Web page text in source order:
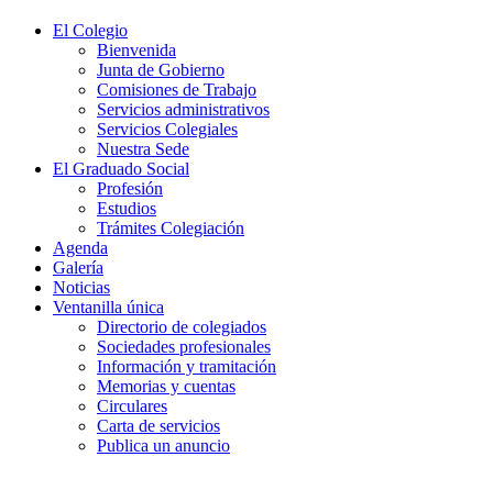
El Colegio
Bienvenida
Junta de Gobierno
Comisiones de Trabajo
Servicios administrativos
Servicios Colegiales
Nuestra Sede
El Graduado Social
Profesión
Estudios
Trámites Colegiación
Agenda
Galería
Noticias
Ventanilla única
Directorio de colegiados
Sociedades profesionales
Información y tramitación
Memorias y cuentas
Circulares
Carta de servicios
Publica un anuncio